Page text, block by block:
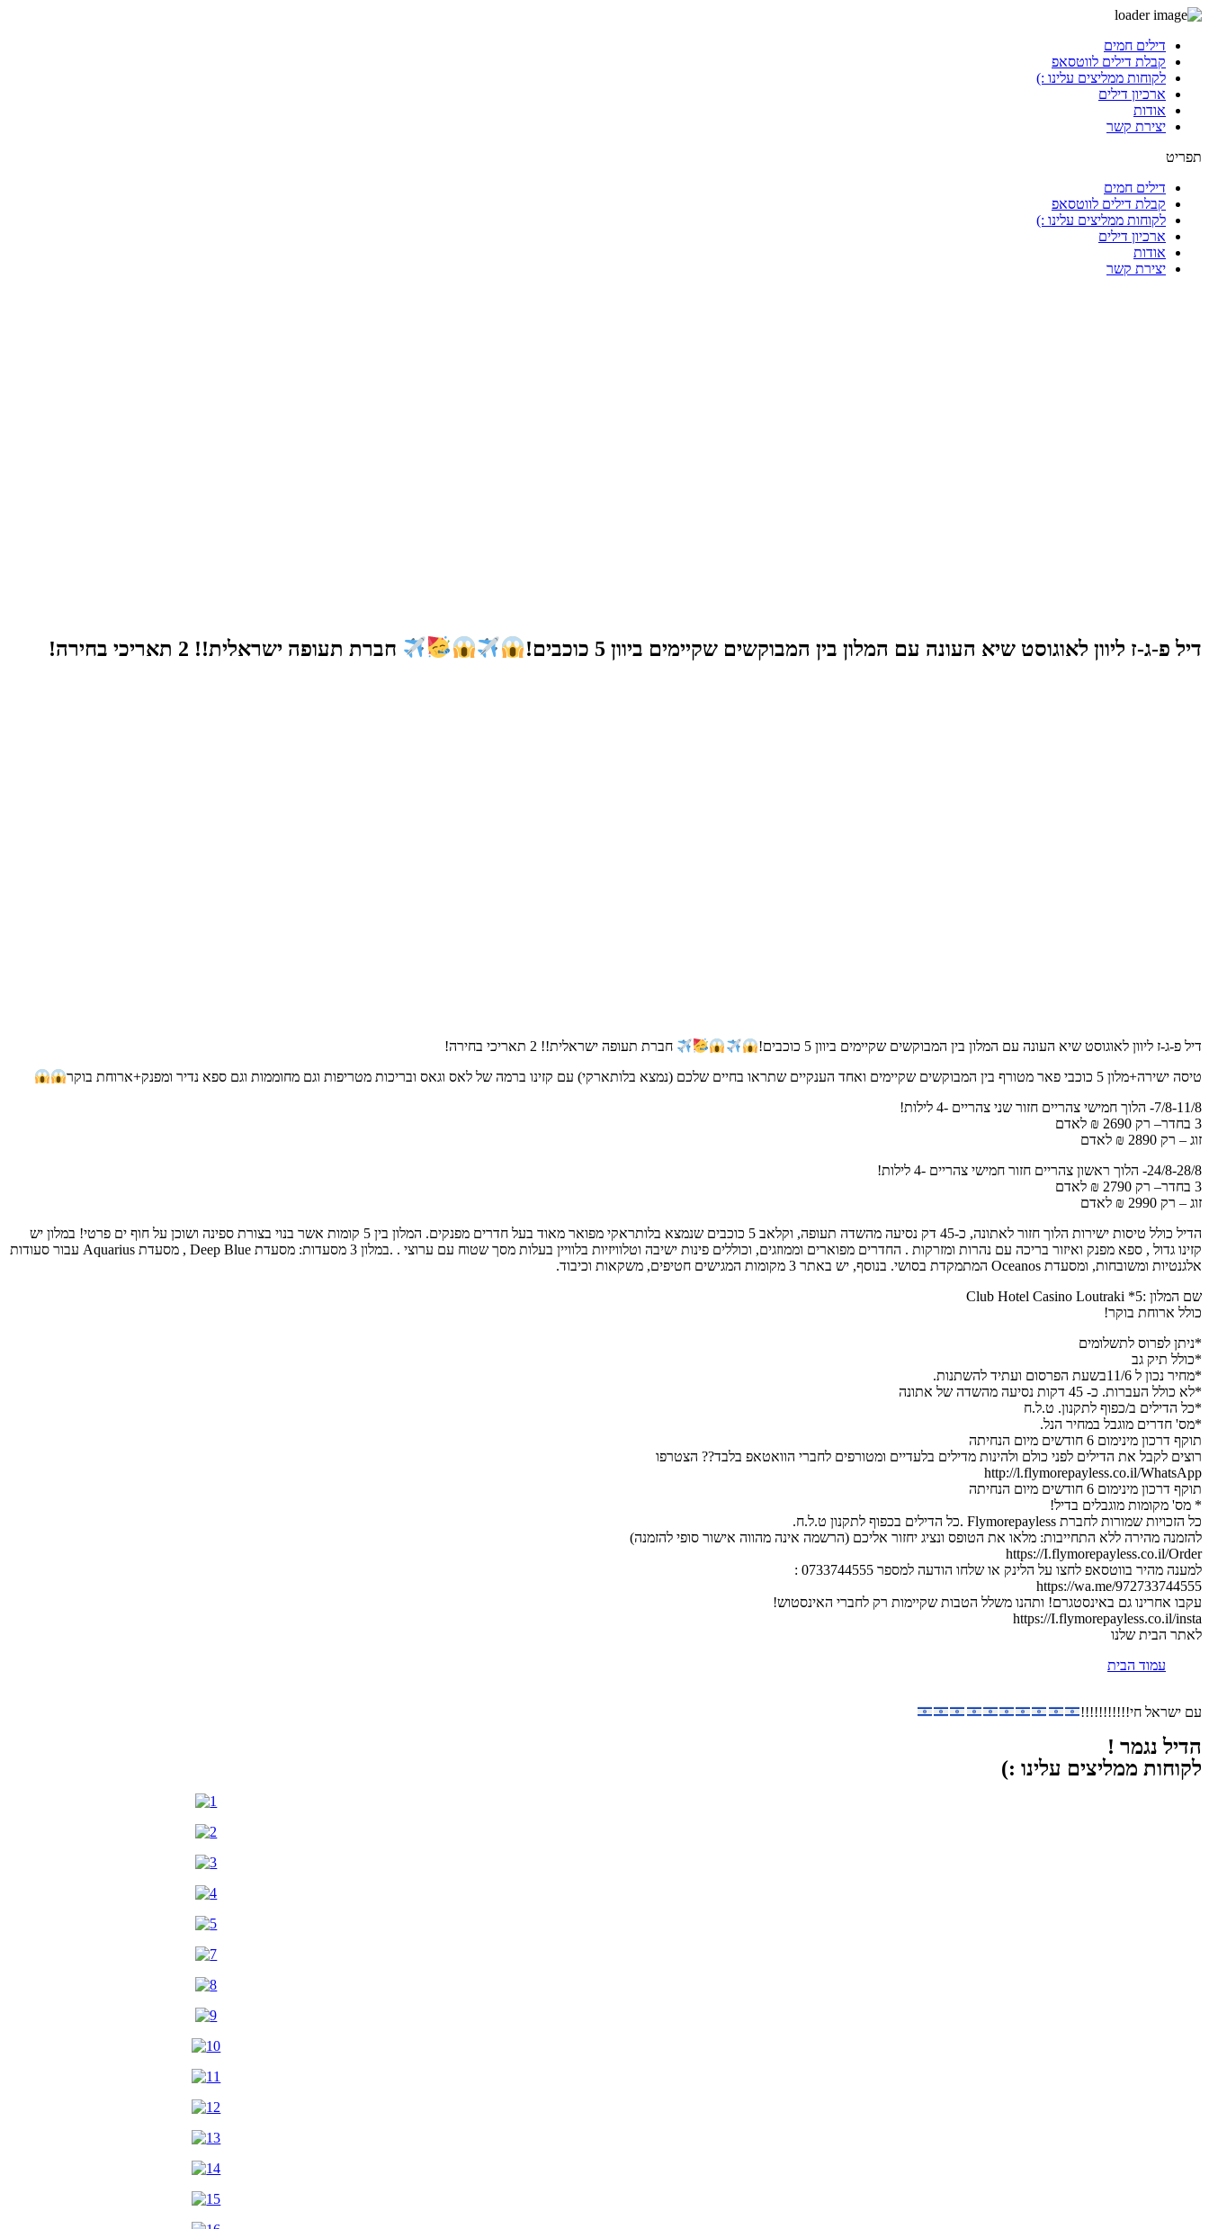
לתוכן
דילים חמים
קבלת דילים לווטסאפ
לקוחות ממליצים עלינו :)
ארכיון דילים
אודות
יצירת קשר
תפריט
דילים חמים
קבלת דילים לווטסאפ
לקוחות ממליצים עלינו :)
ארכיון דילים
אודות
יצירת קשר
דיל פ-ג-ז ליוון לאוגוסט שיא העונה עם המלון בין המבוקשים שקיימים ביוון 5 כוכבים! חברת תעופה ישראלית!! 2 תאריכי בחירה!
דיל פ-ג-ז ליוון לאוגוסט שיא העונה עם המלון בין המבוקשים שקיימים ביוון 5 כוכבים! חברת תעופה ישראלית!! 2 תאריכי בחירה!
טיסה ישירה+מלון 5 כוכבי פאר מטורף בין המבוקשים שקיימים ואחד הענקיים שתראו בחיים שלכם (נמצא בלותארקי) עם קזינו ברמה של לאס וגאס ובריכות מטריפות וגם מחוממות וגם ספא נדיר ומפנק+ארוחת בוקר
7/8-11/8- הלוך חמישי צהריים חזור שני צהריים -4 לילות!
3 בחדר– רק 2690 ₪ לאדם
זוג – רק 2890 ₪ לאדם
24/8-28/8- הלוך ראשון צהריים חזור חמישי צהריים -4 לילות!
3 בחדר– רק 2790 ₪ לאדם
זוג – רק 2990 ₪ לאדם
הדיל כולל טיסות ישירות הלוך חזור לאתונה, כ-45 דק נסיעה מהשדה תעופה, וקלאב 5 כוכבים שנמצא בלותראקי מפואר מאוד בעל חדרים מפנקים. המלון בין 5 קומות אשר בנוי בצורת ספינה ושוכן על חוף ים פרטי! במלון יש
קזינו גדול , ספא מפנק ואיזור בריכה עם נהרות ומזרקות . החדרים מפוארים וממוזגים, וכוללים פינות ישיבה וטלוויזיות בלוויין בעלות מסך שטוח עם ערוצי . .במלון 3 מסעדות: מסעדת Deep Blue , מסעדת Aquarius עבור סעודות
אלגנטיות ומשובחות, ומסעדת Oceanos המתמקדת בסושי. בנוסף, יש באתר 3 מקומות המגישים חטיפים, משקאות וכיבוד.
שם המלון :5* Club Hotel Casino Loutraki
כולל ארוחת בוקר!
*ניתן לפרוס לתשלומים
*כולל תיק גב
*מחיר נכון ל 11/6בשעת הפרסום ועתיד להשתנות.
*לא כולל העברות. כ- 45 דקות נסיעה מהשדה של אתונה
*כל הדילים ב/כפוף לתקנון. ט.ל.ח
*מס' חדרים מוגבל במחיר הנל.
תוקף דרכון מינימום 6 חודשים מיום הנחיתה
רוצים לקבל את הדילים לפני כולם ולהינות מדילים בלעדיים ומטורפים לחברי הוואטאפ בלבד?? הצטרפו
http://l.flymorepayless.co.il/WhatsApp
תוקף דרכון מינימום 6 חודשים מיום הנחיתה
* מס' מקומות מוגבלים בדיל!
כל הזכויות שמורות לחברת Flymorepayless .כל הדילים בכפוף לתקנון ט.ל.ח.
להזמנה מהירה ללא התחייבות: מלאו את הטופס ונציג יחזור אליכם (הרשמה אינה מהווה אישור סופי להזמנה)
https://I.flymorepayless.co.il/Order
למענה מהיר בווטסאפ לחצו על הלינק או שלחו הודעה למספר 0733744555 :
https://wa.me/972733744555
עקבו אחרינו גם באינסטגרם! ותהנו משלל הטבות שקיימות רק לחברי האינסטוש!
https://I.flymorepayless.co.il/insta
לאתר הבית שלנו
עמוד הבית
עם ישראל חי!!!!!!!!!!!
הדיל נגמר !
לקוחות ממליצים עלינו :)